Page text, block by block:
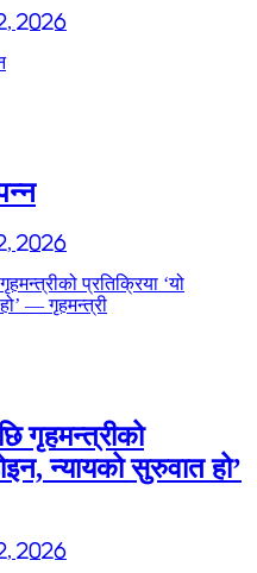
2026
2026
गृहमन्त्रीको
न्यायको सुरुवात हो’
2026